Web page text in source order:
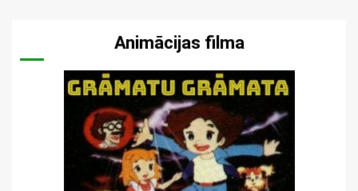
Animācijas filma